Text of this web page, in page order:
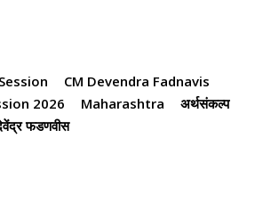
CM Devendra Fadnavis
2026
Maharashtra
अर्थसंकल्प
फडणवीस